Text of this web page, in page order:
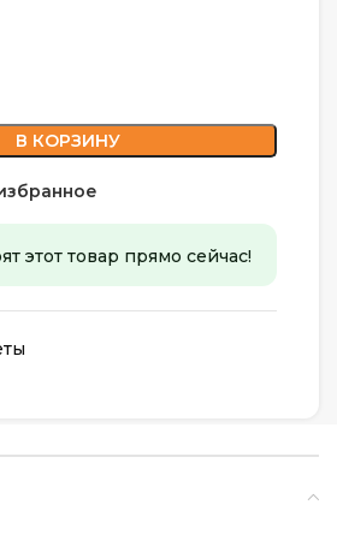
В КОРЗИНУ
этот товар прямо сейчас!